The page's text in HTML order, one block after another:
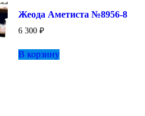
выбрать
Жеода Аметиста №8956-8
6 300 ₽
В корзину